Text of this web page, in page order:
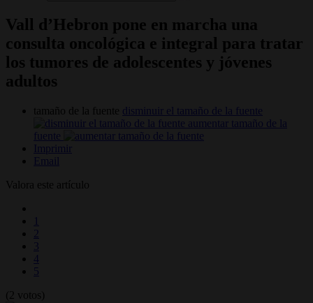
Vall d’Hebron pone en marcha una
consulta oncológica e integral para tratar
los tumores de adolescentes y jóvenes
adultos
tamaño de la fuente disminuir el tamaño de la fuente
aumentar tamaño de la
fuente
Imprimir
Email
Valora este artículo
1
2
3
4
5
(2 votos)